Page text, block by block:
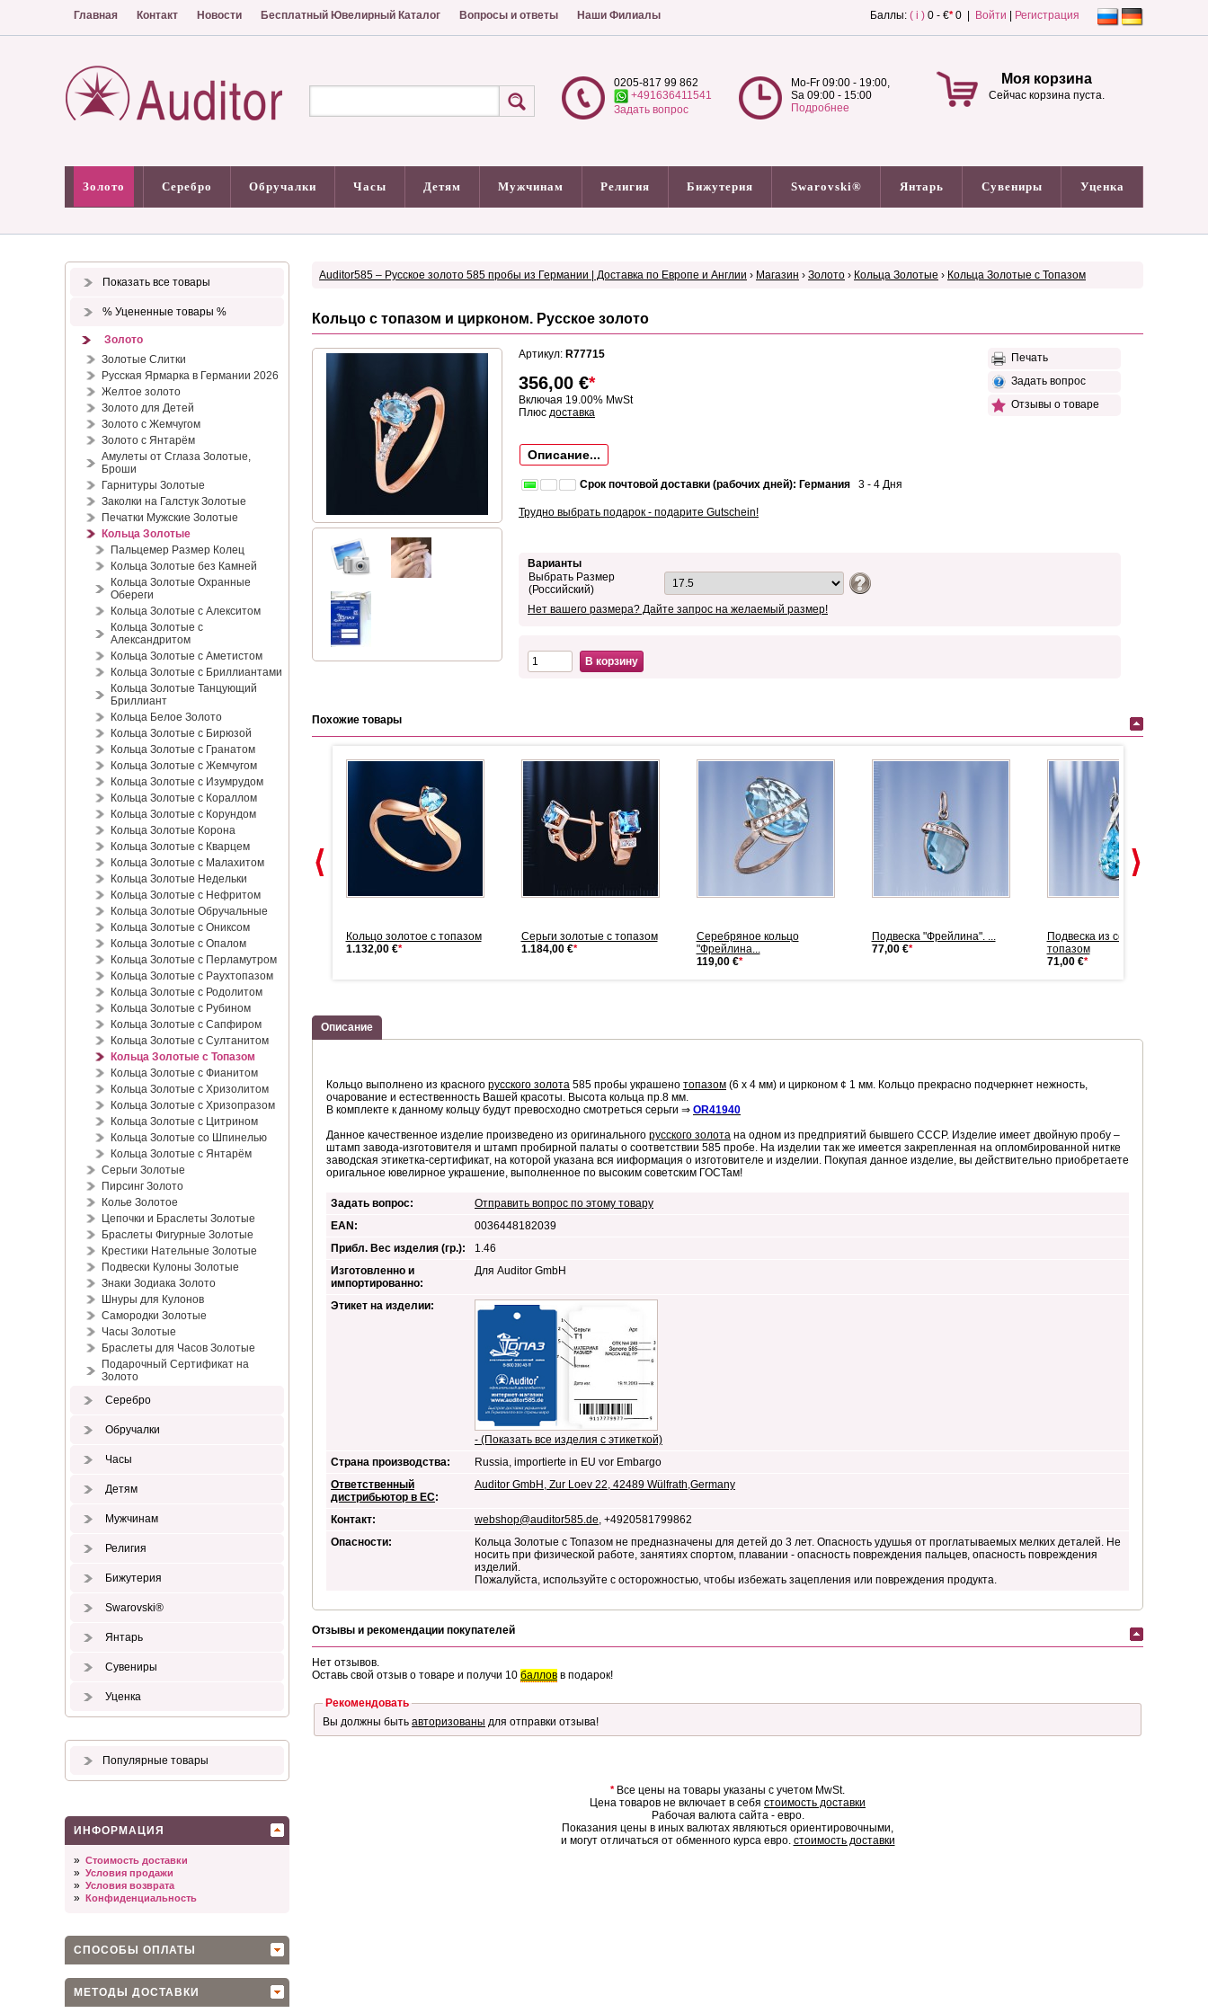
Главная Контакт Новости Бесплатный Ювелирный Каталог Вопросы и ответы Наши Филиалы Баллы: ( i ) 0 - €*0 | Войти Регистрация
0205-817 99 862
+491636411541
Задать вопрос
Mo-Fr 09:00 - 19:00,
Sa 09:00 - 15:00
Подробнее
Моя корзина
Сейчас корзина пуста.
Золото Серебро Обручалки Часы Детям Мужчинам Религия Бижутерия Swarovski® Янтарь Сувениры Уценка
Показать все товары
% Уцененные товары %
Золото
Золотые Слитки
Русская Ярмарка в Германии 2026
Желтое золото
Золото для Детей
Золото с Жемчугом
Золото с Янтарём
Амулеты от Сглаза Золотые,
Броши
Гарнитуры Золотые
Заколки на Галстук Золотые
Печатки Мужские Золотые
Кольца Золотые
Пальцемер Размер Колец
Кольца Золотые без Камней
Кольца Золотые Охранные
Обереги
Кольца Золотые с Алекситом
Кольца Золотые с
Александритом
Кольца Золотые с Аметистом
Кольца Золотые с Бриллиантами
Кольца Золотые Танцующий
Бриллиант
Кольца Белое Золото
Кольца Золотые с Бирюзой
Кольца Золотые с Гранатом
Кольца Золотые с Жемчугом
Кольца Золотые с Изумрудом
Кольца Золотые с Кораллом
Кольца Золотые с Корундом
Кольца Золотые Корона
Кольца Золотые с Кварцем
Кольца Золотые с Малахитом
Кольца Золотые Недельки
Кольца Золотые с Нефритом
Кольца Золотые Обручальные
Кольца Золотые с Ониксом
Кольца Золотые с Опалом
Кольца Золотые с Перламутром
Кольца Золотые с Раухтопазом
Кольца Золотые с Родолитом
Кольца Золотые с Рубином
Кольца Золотые с Сапфиром
Кольца Золотые с Султанитом
Кольца Золотые с Топазом
Кольца Золотые с Фианитом
Кольца Золотые с Хризолитом
Кольца Золотые с Хризопразом
Кольца Золотые с Цитрином
Кольца Золотые со Шпинелью
Кольца Золотые с Янтарём
Серьги Золотые
Пирсинг Золото
Колье Золотое
Цепочки и Браслеты Золотые
Браслеты Фигурные Золотые
Крестики Нательные Золотые
Подвески Кулоны Золотые
Знаки Зодиака Золото
Шнуры для Кулонов
Самородки Золотые
Часы Золотые
Браслеты для Часов Золотые
Подарочный Сертификат на
Золото
Серебро
Обручалки
Часы
Детям
Мужчинам
Религия
Бижутерия
Swarovski®
Янтарь
Сувениры
Уценка
Популярные товары
ИНФОРМАЦИЯ
» Стоимость доставки
» Условия продажи
» Условия возврата
» Конфиденциальность
СПОСОБЫ ОПЛАТЫ
МЕТОДЫ ДОСТАВКИ
Auditor585 – Русское золото 585 пробы из Германии | Доставка по Европе и Англии › Магазин › Золото › Кольца Золотые › Кольца Золотые с Топазом
Кольцо с топазом и цирконом. Русское золото
Артикул: R77715
356,00 €*
Включая 19.00% MwSt
Плюс доставка
Описание...
Срок почтовой доставки (рабочих дней): Германия 3 - 4 Дня
Трудно выбрать подарок - подарите Gutschein!
Печать
Задать вопрос
Отзывы о товаре
Варианты
Выбрать Размер
(Российский)
Нет вашего размера? Дайте запрос на желаемый размер!
В корзину
Похожие товары
золотое Топаз &
Золотое Кольцо Топаз &
Циркон.
429,00 €*
Кольцо золотое с топазом
1.132,00 €*
Серьги золотые с топазом
1.184,00 €*
Cеребряное кольцо
"Фрейлина...
119,00 €*
Подвеска "Фрейлина". ...
77,00 €*
Подвеска из серебра с
топазом
71,00 €*
Описание
Кольцо выполнено из красного русского золота 585 пробы украшено топазом (6 х 4 мм) и цирконом ¢ 1 мм. Кольцо прекрасно подчеркнет нежность,
очарование и естественность Вашей красоты. Высота кольца пр.8 мм.
В комплекте к данному кольцу будут превосходно смотреться серьги ⇒ OR41940
Данное качественное изделие произведено из оригинального русского золота на одном из предприятий бывшего СССР. Изделие имеет двойную пробу –
штамп завода-изготовителя и штамп пробирной палаты о соответствии 585 пробе. На изделии так же имеется закрепленная на опломбированной нитке
заводская этикетка-сертификат, на которой указана вся ииформация о изготовителе и изделии. Покупая данное изделие, вы действительно приобретаете
оригальное ювелирное украшение, выполненное по высоким советским ГОСТам!
Задать вопрос:
Отправить вопрос по этому товару
EAN:
0036448182039
Прибл. Вес изделия (гр.):
1.46
Изготовленно и
импортированно:
Для Auditor GmbH
Этикет на изделии:
- (Показать все изделия с этикеткой)
Страна производства:
Russia, importierte in EU vor Embargo
Ответственный
дистрибьютор в ЕС:
Auditor GmbH, Zur Loev 22, 42489 Wülfrath,Germany
Контакт: webshop@auditor585.de, +4920581799862
Опасности:
Кольца Золотые с Топазом не предназначены для детей до 3 лет. Опасность удушья от проглатываемых мелких деталей. Не
носить при физической работе, занятиях спортом, плавании - опасность повреждения пальцев, опасность повреждения
изделий.
Пожалуйста, используйте с осторожностью, чтобы избежать зацепления или повреждения продукта.
Отзывы и рекомендации покупателей
Нет отзывов.
Оставь свой отзыв о товаре и получи 10 баллов в подарок!
Рекомендовать
Вы должны быть авторизованы для отправки отзыва!
*Все цены на товары указаны с учетом MwSt.
Цена товаров не включает в себя стоимость доставки
Рабочая валюта сайта - евро.
Показания цены в иных валютах являються ориентировочными,
и могут отличаться от обменного курса евро. стоимость доставки